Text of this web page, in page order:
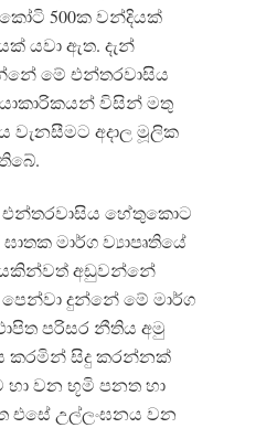
500ක වන්දියක්
යවා ඇත. දැන්
මේ එන්තරවාසිය
විසින් මතු
වැනසීමට අදාල මූලික
හේතුකොට
මාර්ග ව්‍යාපෘතියේ
අඩුවන්නේ
දුන්නේ මේ මාර්ග
පරිසර නීතිය අමු
කරමින් සිදු කරන්නක්
හා වන භූමි පනත හා
එසේ උල්ලංඝනය වන